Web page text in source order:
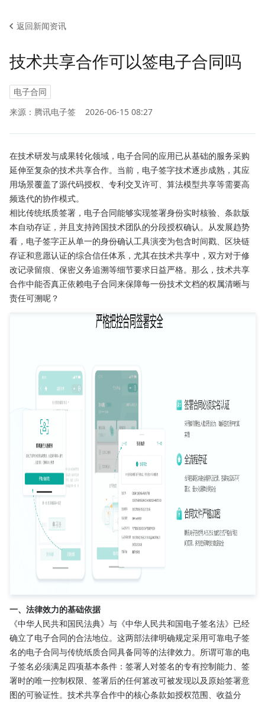
返回新闻资讯
技术共享合作可以签电子合同吗
电子合同
来源：腾讯电子签
2026-06-15 08:27
在技术研发与成果转化领域，电子合同的应用已从基础的服务采购
延伸至复杂的技术共享合作。当前，电子签字技术逐步成熟，其应
用场景覆盖了源代码授权、专利交叉许可、算法模型共享等需要高
频迭代的协作模式。
相比传统纸质签署，电子合同能够实现签署身份实时核验、条款版
本自动存证，并且支持跨国技术团队的分段授权确认。从发展趋势
看，电子签字正从单一的身份确认工具演变为包含时间戳、区块链
存证和意愿认证的综合信任体系，尤其在技术共享中，双方对于修
改记录留痕、保密义务追溯等细节要求日益严格。那么，技术共享
合作中能否真正依赖电子合同来保障每一份技术文档的权属清晰与
责任可溯呢？
一、法律效力的基础依据
《中华人民共和国民法典》与《中华人民共和国电子签名法》已经
确立了电子合同的合法地位。这两部法律明确规定采用可靠电子签
名的电子合同与传统纸质合同具备同等的法律效力。所谓可靠的电
子签名必须满足四项基本条件：签署人对签名的专有控制能力、签
署时的唯一控制权限、签署后的任何篡改可被发现以及原始签署意
图的可验证性。技术共享合作中的核心条款如授权范围、收益分